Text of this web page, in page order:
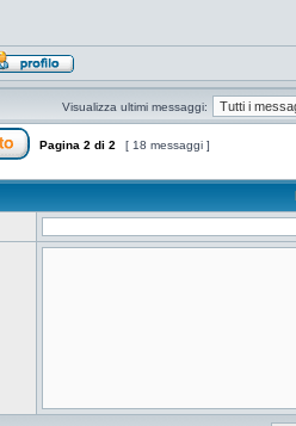
Visualizza ultimi messaggi:
Pagina 2 di 2 [ 18 messaggi ]